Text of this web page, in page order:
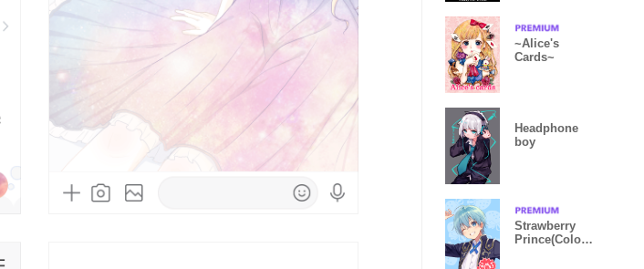
~Alice's
Cards~
Headphone
boy
Strawberry
Prince(Colon)